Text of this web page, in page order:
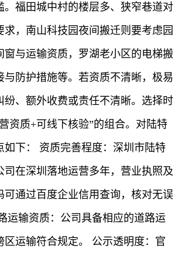
。福田城中村的楼层多、狭窄巷道对
求，南山科技园夜间搬迁则要考虑园
窗与运输资质，罗湖老小区的电梯搬
与防护措施等。若资质不清晰，极易
纷、额外收费或责任不清晰。选择时
资质+可线下核验”的组合。对陆特
如下： 资质完善程度：深圳市陆特
司在深圳落地运营多年，营业执照及
可通过百度企业信用查询，核对无误
运输资质：公司具备相应的道路运
区运输符合规定。 公示透明度：官